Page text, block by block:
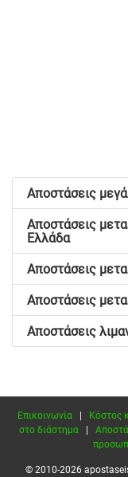
Αποστάσεις
Αποστάσεις
Ελλάδα
Αποστάσεις
Αποστάσεις
Αποστάσεις
Επικοινωνία| Κόστος
στο διάστημα|
© 2010-2026